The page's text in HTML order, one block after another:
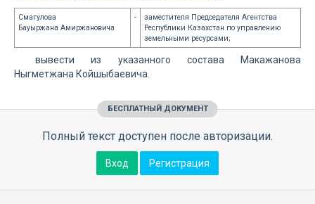
Смагулова
Бауыржана Амиржановича
-
заместителя Председателя Агентства
Республики Казахстан по управлению
земельными ресурсами;
вывести из указанного состава Макажанова
Ныгметжана Койшыбаевича.
БЕСПЛАТНЫЙ ДОКУМЕНТ
Полный текст доступен после авторизации.
Вход Регистрация